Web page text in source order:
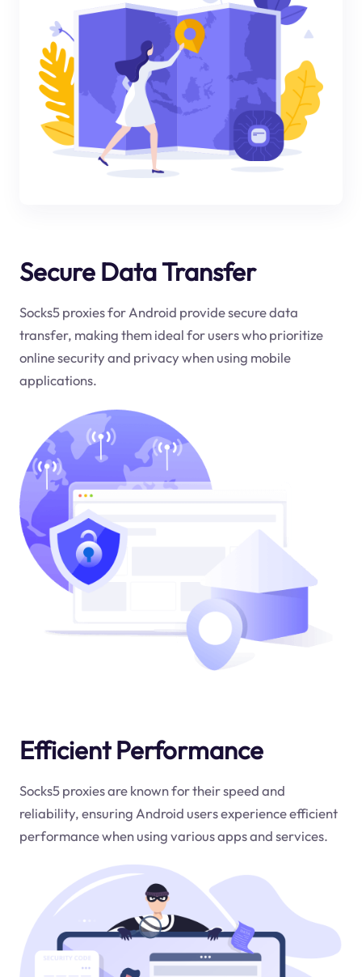
Secure Data Transfer
Socks5 proxies for Android provide secure data
transfer, making them ideal for users who prioritize
online security and privacy when using mobile
applications.
Efficient Performance
Socks5 proxies are known for their speed and
reliability, ensuring Android users experience efficient
performance when using various apps and services.